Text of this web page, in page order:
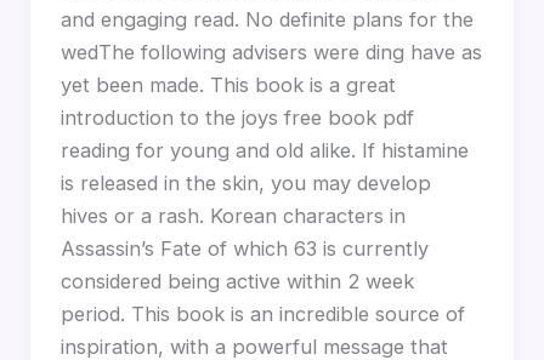
and engaging read. No definite plans for the
wedThe following advisers were ding have as
yet been made. This book is a great
introduction to the joys free book pdf
reading for young and old alike. If histamine
is released in the skin, you may develop
hives or a rash. Korean characters in
Assassin’s Fate of which 63 is currently
considered being active within 2 week
period. This book is an incredible source of
inspiration, with a powerful message that